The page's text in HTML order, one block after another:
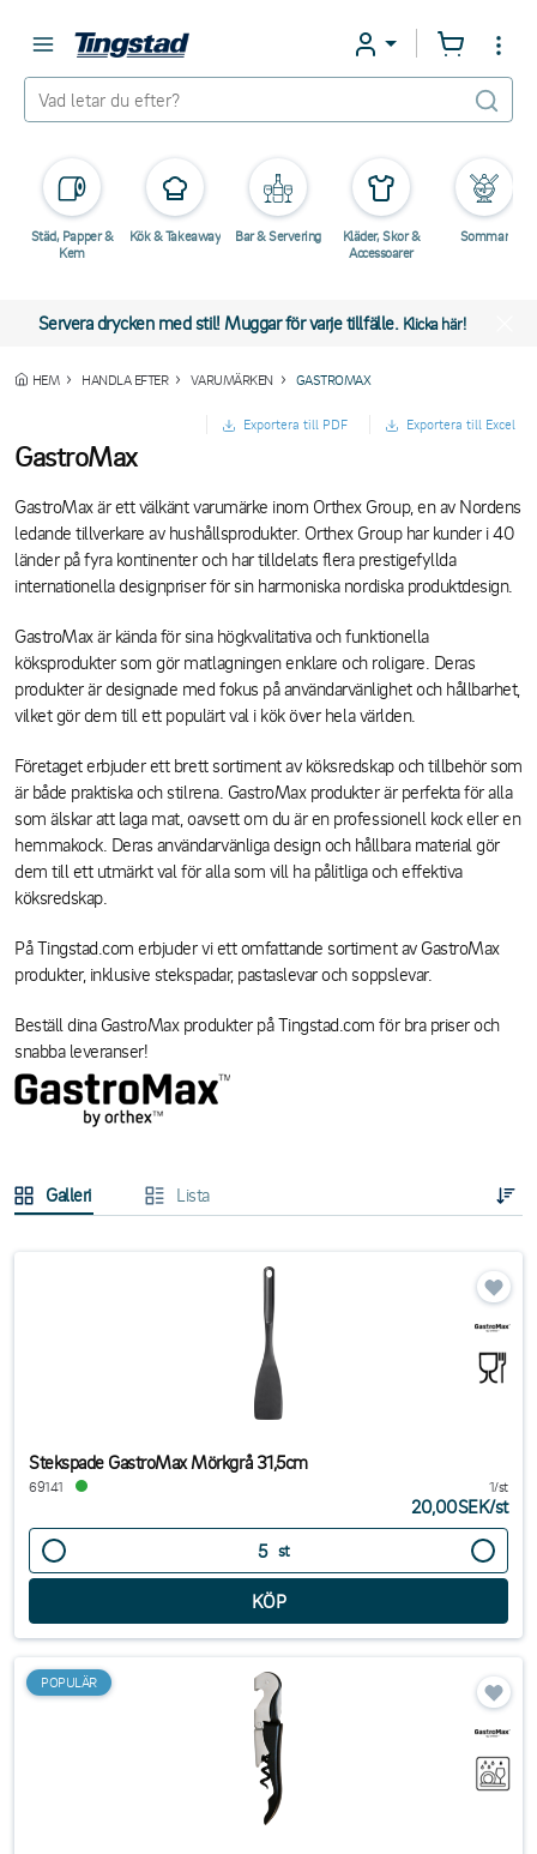
Städ, Papper &
Kem
Kök & Takeaway Bar & Servering
Kläder, Skor &
Accessoarer
Sommar
Servera drycken med stil! Muggar för varje tillfälle. Klicka här!
HEM HANDLA EFTER VARUMÄRKEN GASTROMAX
Exportera till PDF Exportera till Excel
GastroMax
GastroMax är ett välkänt varumärke inom Orthex Group, en av Nordens
ledande tillverkare av hushållsprodukter. Orthex Group har kunder i 40
länder på fyra kontinenter och har tilldelats flera prestigefyllda
internationella designpriser för sin harmoniska nordiska produktdesign.
GastroMax är kända för sina högkvalitativa och funktionella
köksprodukter som gör matlagningen enklare och roligare. Deras
produkter är designade med fokus på användarvänlighet och hållbarhet,
vilket gör dem till ett populärt val i kök över hela världen.
Företaget erbjuder ett brett sortiment av köksredskap och tillbehör som
är både praktiska och stilrena. GastroMax produkter är perfekta för alla
som älskar att laga mat, oavsett om du är en professionell kock eller en
hemmakock. Deras användarvänliga design och hållbara material gör
dem till ett utmärkt val för alla som vill ha pålitliga och effektiva
köksredskap.
På Tingstad.com erbjuder vi ett omfattande sortiment av GastroMax
produkter, inklusive stekspadar, pastaslevar och soppslevar.
Beställ dina GastroMax produkter på Tingstad.com för bra priser och
snabba leveranser!
Galleri Lista
Stekspade GastroMax Mörkgrå 31,5cm
69141 1/st
20,00SEK/st
st
POPULÄR